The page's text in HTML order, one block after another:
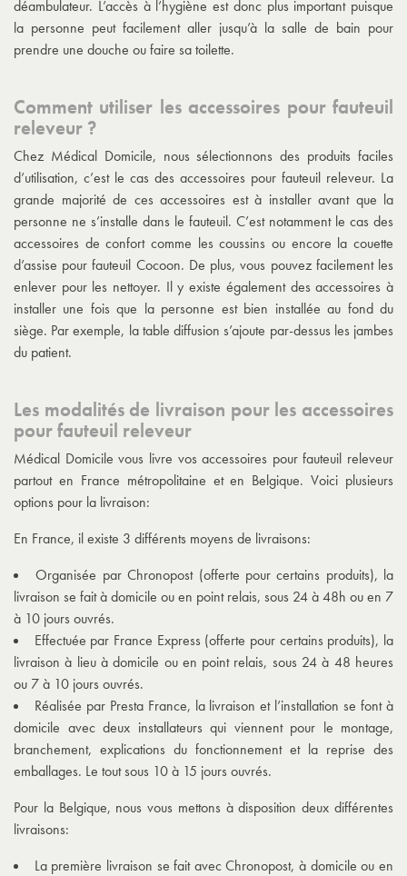
déambulateur. L’accès à l’hygiène est donc plus important puisque
la personne peut facilement aller jusqu’à la salle de bain pour
prendre une douche ou faire sa toilette.
Comment utiliser les accessoires pour fauteuil
releveur ?
Chez Médical Domicile, nous sélectionnons des produits faciles
d’utilisation, c’est le cas des accessoires pour fauteuil releveur. La
grande majorité de ces accessoires est à installer avant que la
personne ne s’installe dans le fauteuil. C’est notamment le cas des
accessoires de confort comme les coussins ou encore la couette
d’assise pour fauteuil Cocoon. De plus, vous pouvez facilement les
enlever pour les nettoyer. Il y existe également des accessoires à
installer une fois que la personne est bien installée au fond du
siège. Par exemple, la table diffusion s’ajoute par-dessus les jambes
du patient.
Les modalités de livraison pour les accessoires
pour fauteuil releveur
Médical Domicile vous livre vos accessoires pour fauteuil releveur
partout en France métropolitaine et en Belgique. Voici plusieurs
options pour la livraison:
En France, il existe 3 différents moyens de livraisons:
Organisée par Chronopost (offerte pour certains produits), la
livraison se fait à domicile ou en point relais, sous 24 à 48h ou en 7
à 10 jours ouvrés.
Effectuée par France Express (offerte pour certains produits), la
livraison à lieu à domicile ou en point relais, sous 24 à 48 heures
ou 7 à 10 jours ouvrés.
Réalisée par Presta France, la livraison et l’installation se font à
domicile avec deux installateurs qui viennent pour le montage,
branchement, explications du fonctionnement et la reprise des
emballages. Le tout sous 10 à 15 jours ouvrés.
Pour la Belgique, nous vous mettons à disposition deux différentes
livraisons:
La première livraison se fait avec Chronopost, à domicile ou en